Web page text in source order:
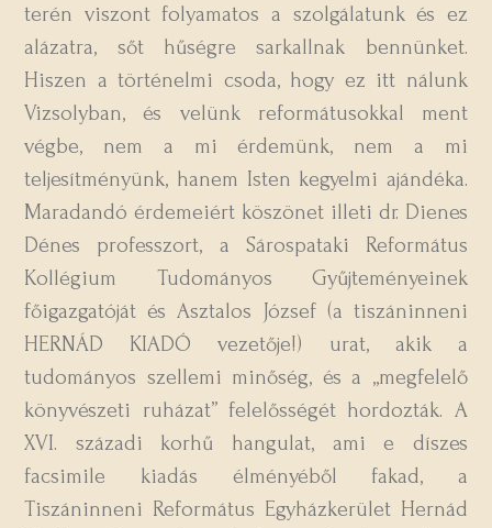
terén viszont folyamatos a szolgálatunk és ez
alázatra, sőt hűségre sarkallnak bennünket.
Hiszen a történelmi csoda, hogy ez itt nálunk
Vizsolyban, és velünk reformátusokkal ment
végbe, nem a mi érdemünk, nem a mi
teljesítményünk, hanem Isten kegyelmi ajándéka.
Maradandó érdemeiért köszönet illeti dr. Dienes
Dénes professzort, a Sárospataki Református
Kollégium Tudományos Gyűjteményeinek
főigazgatóját és Asztalos József (a tiszáninneni
HERNÁD KIADÓ vezetője!) urat, akik a
tudományos szellemi minőség, és a „megfelelő
könyvészeti ruházat” felelősségét hordozták. A
XVI. századi korhű hangulat, ami e díszes
facsimile kiadás élményéből fakad, a
Tiszáninneni Református Egyházkerület Hernád